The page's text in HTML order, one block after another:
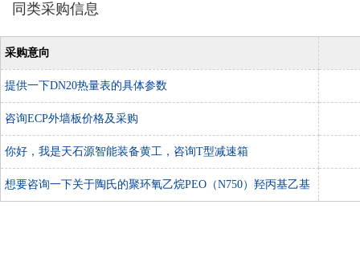
同类采购信息
采购意向
提供一下DN20热量表的具体参数
咨询ECP外墙板价格及采购
你好，我是天石源智能装备黄工，咨询T型减速箱
想要咨询一下关于陶氏的聚环氧乙烷PEO（N750）羟丙基乙基